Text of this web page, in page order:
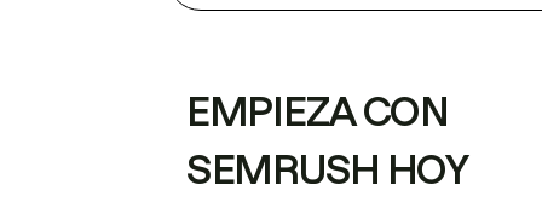
EMPIEZA CON
SEMRUSH HOY